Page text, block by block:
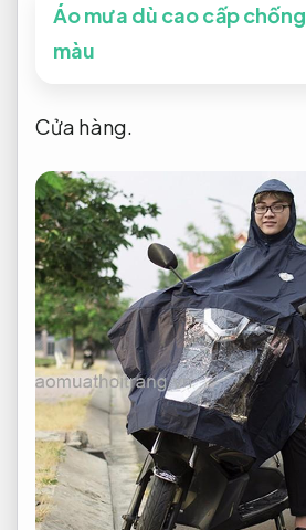
Áo mưa dù cao cấp
màu
Cửa hàng.